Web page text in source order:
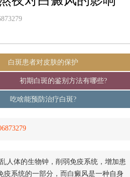
白斑患者对皮肤的保护
初期白斑的鉴别方法有哪些?
吃啥能预防治疗白斑?
体的生物钟，削弱免疫系统，增加患
系统的一部分，而白癜风是一种自身